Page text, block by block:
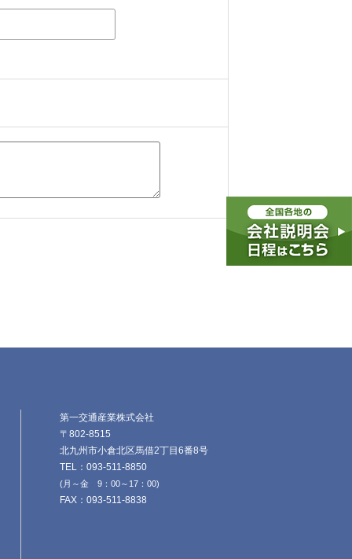
第一交通産業株式会社
〒802-8515
北九州市小倉北区馬借2丁目6番8号
TEL：093-511-8850
(月～金 9：00～17：00)
FAX：093-511-8838